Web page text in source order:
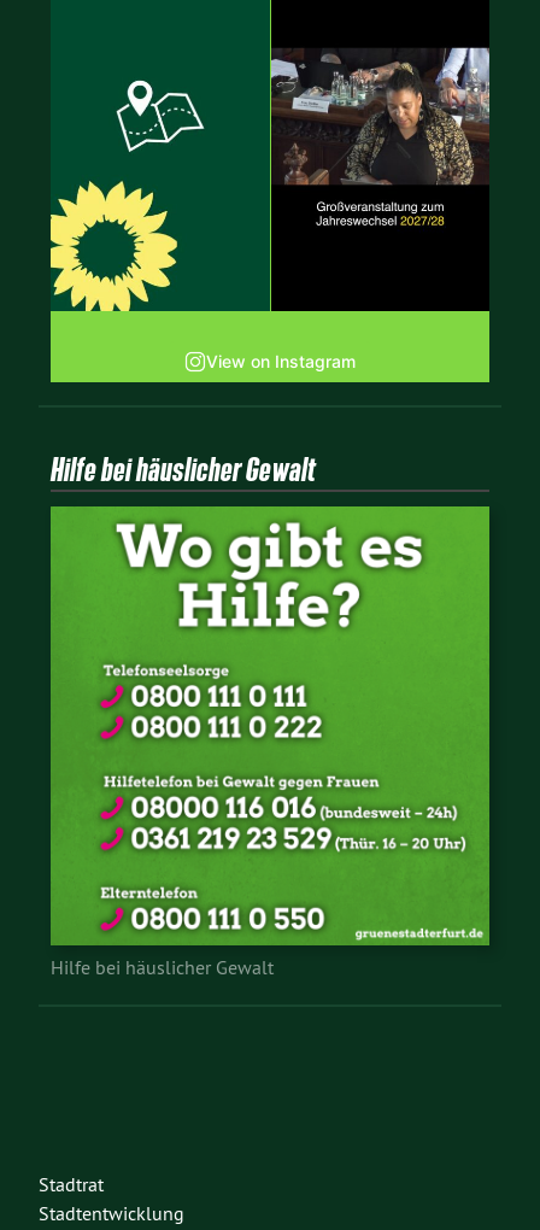
View on Instagram
Hilfe bei häuslicher Gewalt
Hilfe bei häuslicher Gewalt
Stadtrat
Stadtentwicklung